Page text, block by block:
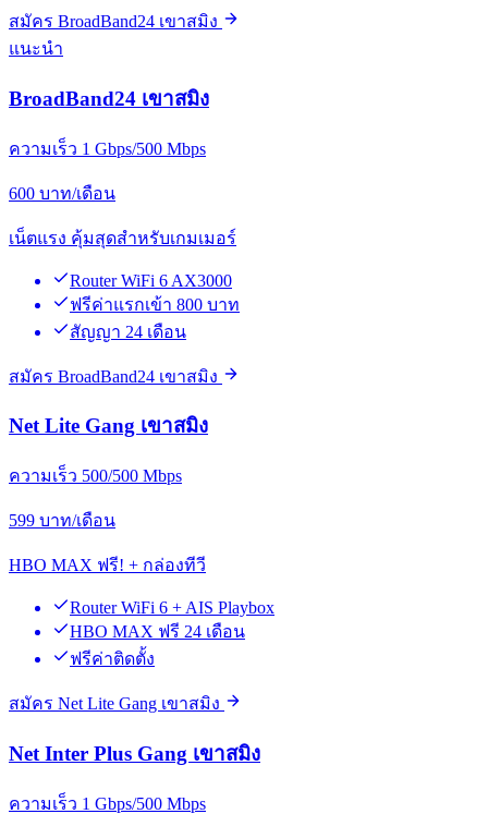
สมัคร BroadBand24 เขาสมิง
แนะนำ
BroadBand24 เขาสมิง
ความเร็ว 1 Gbps/500 Mbps
600 บาท/เดือน
เน็ตแรง คุ้มสุดสำหรับเกมเมอร์
Router WiFi 6 AX3000
ฟรีค่าแรกเข้า 800 บาท
สัญญา 24 เดือน
สมัคร BroadBand24 เขาสมิง
Net Lite Gang เขาสมิง
ความเร็ว 500/500 Mbps
599 บาท/เดือน
HBO MAX ฟรี! + กล่องทีวี
Router WiFi 6 + AIS Playbox
HBO MAX ฟรี 24 เดือน
ฟรีค่าติดตั้ง
สมัคร Net Lite Gang เขาสมิง
Net Inter Plus Gang เขาสมิง
ความเร็ว 1 Gbps/500 Mbps